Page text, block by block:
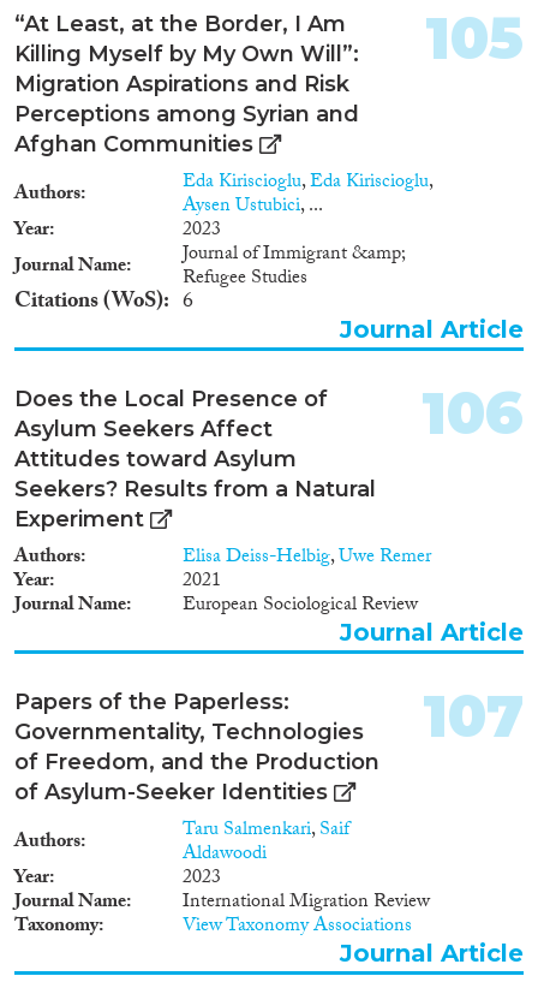
deze kunnen worden
weggenomen en waar de kansen
liggen om meer asielmigranten
aan te trekken voor een baan in
de zorg. Die adviesraad
identificeert in deze verkenning
drie obstakels.
“At Least, at the Border, I Am
Killing Myself by My Own Will”:
Migration Aspirations and Risk
Perceptions among Syrian and
Afghan Communities
Authors Eda Kiriscioglu,Eda Kiriscioglu,
Aysen Ustubici, ...
Year
2023
Journal Name
Journal of Immigrant &amp;
Refugee Studies
Citations (WoS) 6
105
Journal Article
Does the Local Presence of
Asylum Seekers Affect
Attitudes toward Asylum
Seekers? Results from a Natural
Experiment
Authors Elisa Deiss-Helbig,Uwe Remer
Year 2021
Journal Name European Sociological Review
106
Journal Article
Papers of the Paperless:
Governmentality, Technologies
of Freedom, and the Production
of Asylum-Seeker Identities
Authors Taru Salmenkari,Saif
Aldawoodi
Year 2023
Journal Name International Migration Review
Taxonomy View Taxonomy Associations
107
Journal Article
2000(1,621)
1999(1,433)
1998(1,326)
1997(1,195)
1996(1,235)
1995 (1,116)
1994
1992(930)
1991(839)
1990(736)
1989(695)
1987(662)
1986 (699)
1985(644)
1984(657)
1983(648)
1982
1981(563)
1979(457)
(463)
1977(461)
1976(373)
1975(360)
1974(244)
1973
1971(188)
1970(120)
1969(100)
Disciplines
Publications
Publishers
Apply Filters
Reset Filters